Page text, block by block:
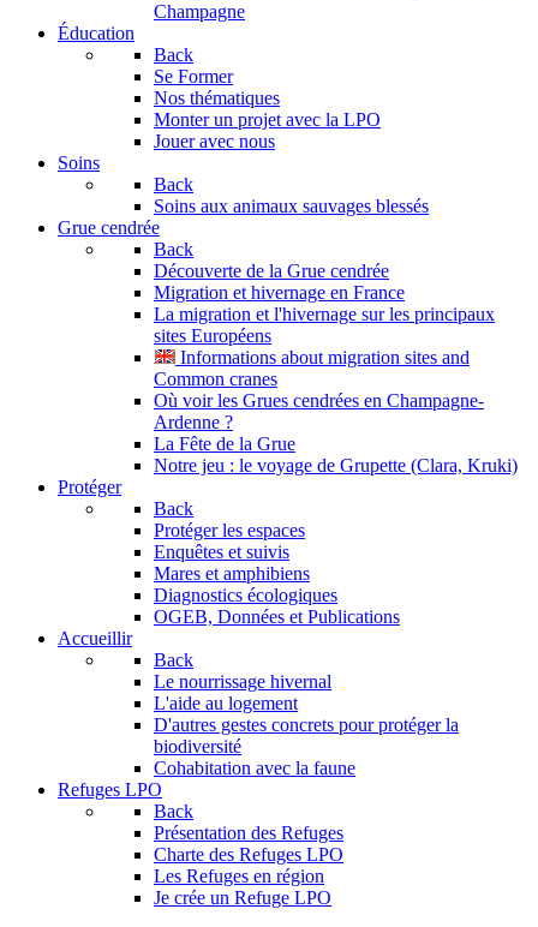
Champagne
Éducation
Back
Se Former
Nos thématiques
Monter un projet avec la LPO
Jouer avec nous
Soins
Back
Soins aux animaux sauvages blessés
Grue cendrée
Back
Découverte de la Grue cendrée
Migration et hivernage en France
La migration et l'hivernage sur les principaux
sites Européens
Informations about migration sites and
Common cranes
Où voir les Grues cendrées en Champagne-
Ardenne ?
La Fête de la Grue
Notre jeu : le voyage de Grupette (Clara, Kruki)
Protéger
Back
Protéger les espaces
Enquêtes et suivis
Mares et amphibiens
Diagnostics écologiques
OGEB, Données et Publications
Accueillir
Back
Le nourrissage hivernal
L'aide au logement
D'autres gestes concrets pour protéger la
biodiversité
Cohabitation avec la faune
Refuges LPO
Back
Présentation des Refuges
Charte des Refuges LPO
Les Refuges en région
Je crée un Refuge LPO